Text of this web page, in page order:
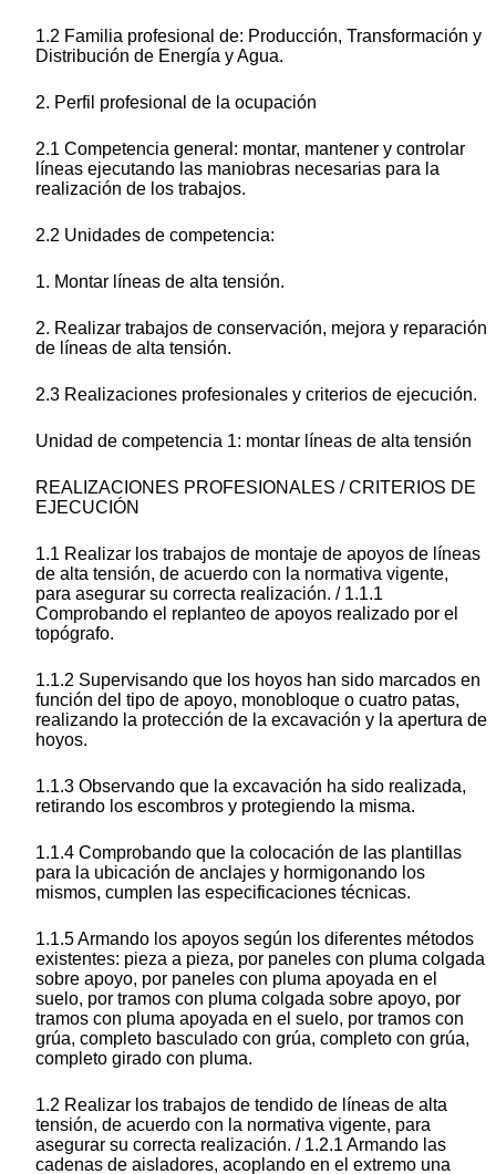
1.2 Familia profesional de: Producción, Transformación y
Distribución de Energía y Agua.
2. Perfil profesional de la ocupación
2.1 Competencia general: montar, mantener y controlar
líneas ejecutando las maniobras necesarias para la
realización de los trabajos.
2.2 Unidades de competencia:
1. Montar líneas de alta tensión.
2. Realizar trabajos de conservación, mejora y reparación
de líneas de alta tensión.
2.3 Realizaciones profesionales y criterios de ejecución.
Unidad de competencia 1: montar líneas de alta tensión
REALIZACIONES PROFESIONALES / CRITERIOS DE
EJECUCIÓN
1.1 Realizar los trabajos de montaje de apoyos de líneas
de alta tensión, de acuerdo con la normativa vigente,
para asegurar su correcta realización. / 1.1.1
Comprobando el replanteo de apoyos realizado por el
topógrafo.
1.1.2 Supervisando que los hoyos han sido marcados en
función del tipo de apoyo, monobloque o cuatro patas,
realizando la protección de la excavación y la apertura de
hoyos.
1.1.3 Observando que la excavación ha sido realizada,
retirando los escombros y protegiendo la misma.
1.1.4 Comprobando que la colocación de las plantillas
para la ubicación de anclajes y hormigonando los
mismos, cumplen las especificaciones técnicas.
1.1.5 Armando los apoyos según los diferentes métodos
existentes: pieza a pieza, por paneles con pluma colgada
sobre apoyo, por paneles con pluma apoyada en el
suelo, por tramos con pluma colgada sobre apoyo, por
tramos con pluma apoyada en el suelo, por tramos con
grúa, completo basculado con grúa, completo con grúa,
completo girado con pluma.
1.2 Realizar los trabajos de tendido de líneas de alta
tensión, de acuerdo con la normativa vigente, para
asegurar su correcta realización. / 1.2.1 Armando las
cadenas de aisladores, acoplando en el extremo una